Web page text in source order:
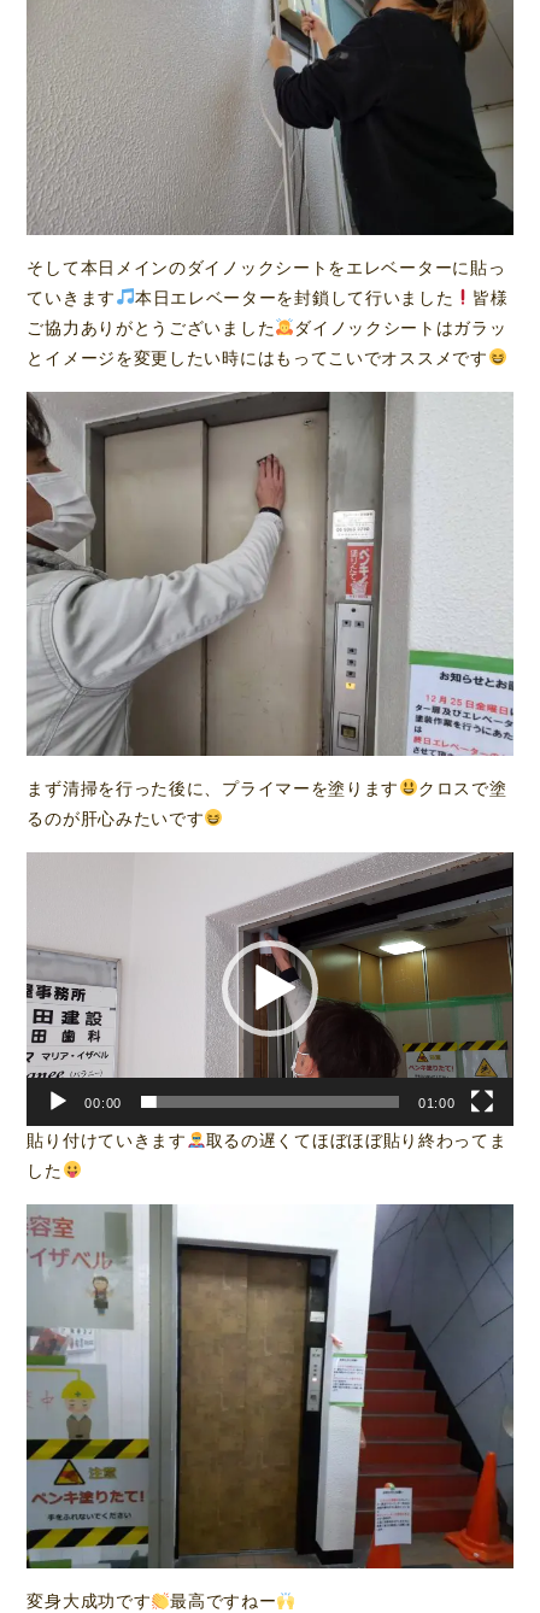
そして本日メインのダイノックシートをエレベーターに貼っ
ていきます
本日エレベーターを封鎖して行いました
皆様
ご協力ありがとうございました
ダイノックシートはガラッ
とイメージを変更したい時にはもってこいでオススメです
まず清掃を行った後に、プライマーを塗ります
クロスで塗
るのが肝心みたいです
レ
ー
ヤ
ー
00:00 01:00
貼り付けていきます
取るの遅くてほぼほぼ貼り終わってま
した
変身大成功です 最高ですねー